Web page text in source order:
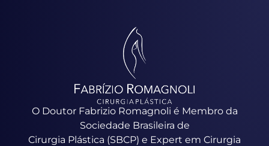
O Doutor Fabrizio Romagnoli é Membro da
Sociedade Brasileira de
Cirurgia Plástica (SBCP) e Expert em Cirurgia